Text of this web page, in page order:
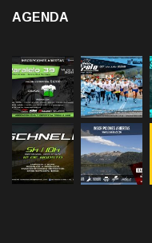
AGENDA